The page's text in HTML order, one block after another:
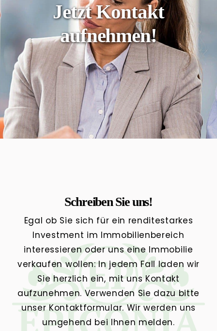
Jetzt Kontakt
aufnehmen!
Schreiben Sie uns!
Egal ob Sie sich für ein renditestarkes
Investment im Immobilienbereich
interessieren oder uns eine Immobilie
verkaufen wollen: In jedem Fall laden wir
Sie herzlich ein, mit uns Kontakt
aufzunehmen. Verwenden Sie dazu bitte
unser Kontaktformular. Wir werden uns
umgehend bei Ihnen melden.